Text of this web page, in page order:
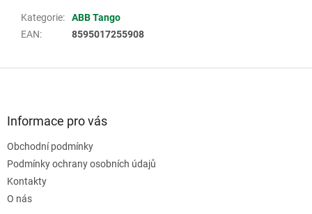
Kategorie:
ABB Tango
EAN: 8595017255908
Informace pro vás
Obchodní podmínky
Podmínky ochrany osobních údajů
Kontakty
O nás